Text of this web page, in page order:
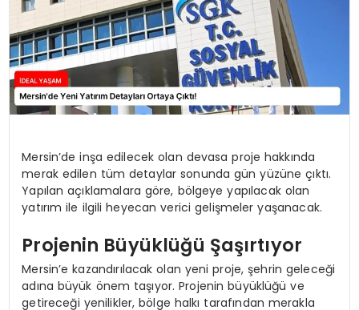
Mersin’de inşa edilecek olan devasa proje hakkında
merak edilen tüm detaylar sonunda gün yüzüne çıktı.
Yapılan açıklamalara göre, bölgeye yapılacak olan
yatırım ile ilgili heyecan verici gelişmeler yaşanacak.
Projenin Büyüklüğü Şaşırtıyor
Mersin’e kazandırılacak olan yeni proje, şehrin geleceği
adına büyük önem taşıyor. Projenin büyüklüğü ve
getireceği yenilikler, bölge halkı tarafından merakla